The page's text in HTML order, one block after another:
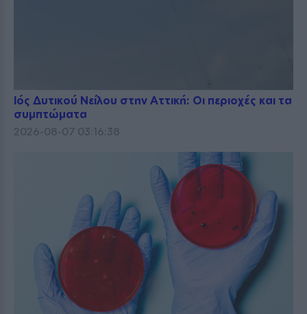
Ιός Δυτικού Νείλου στην Αττική: Οι περιοχές και τα
συμπτώματα
2026-08-07 03:16:38